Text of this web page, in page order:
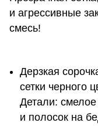
и агрессивные
смесь!
Дерзкая
сетки черного
Детали: смелое
и полосок на